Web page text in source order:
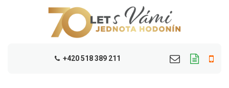
+420 518 389 211